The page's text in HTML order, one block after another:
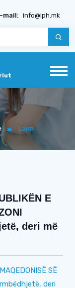
mail: info@iph.mk
Lajm
E
deri më
SË
deri